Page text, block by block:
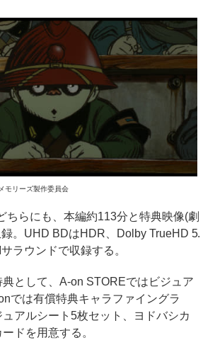
モリーズ製作委員会
ちらにも、本編約113分と特典映像(劇
。UHD BDはHDR、Dolby TrueHD 5.
ラウンドで収録する。
として、A-on STOREではビジュア
では有償特典キャラファイングラ
アルシート5枚セット、ヨドバシカ
ドを用意する。